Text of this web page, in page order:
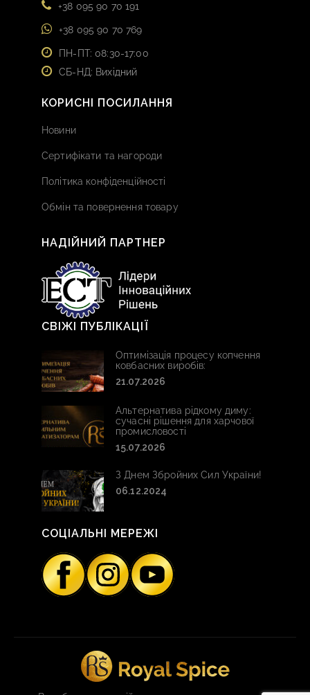
+38 095 90 70 191
+38 095 90 70 769
ПН-ПТ: 08:30-17:00
СБ-НД: Вихідний
КОРИСНІ ПОСИЛАННЯ
Новини
Сертифікати та нагороди
Політика конфіденційності
Обмін та повернення товару
НАДІЙНИЙ ПАРТНЕР
СВІЖІ ПУБЛІКАЦІЇ
Оптимізація процесу копчення
ковбасних виробів:
21.07.2026
Альтернатива рідкому диму:
сучасні рішення для харчової
промисловості
15.07.2026
З Днем Збройних Сил України!
06.12.2024
СОЦІАЛЬНІ МЕРЕЖІ